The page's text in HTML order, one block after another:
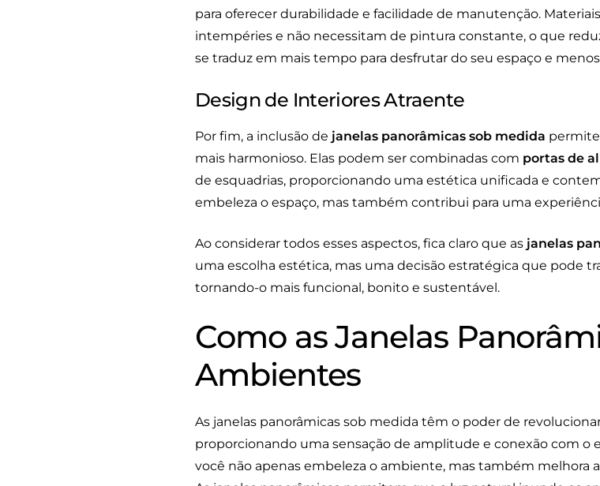
para oferecer durabilidade e facilidade de manutenção.
intempéries e não necessitam de pintura constante, o que
se traduz em mais tempo para desfrutar do seu espaço e
Design de Interiores Atraente
Por fim, a inclusão de janelas panorâmicas sob medida
mais harmonioso. Elas podem ser combinadas com portas de
de esquadrias, proporcionando uma estética unificada e
embeleza o espaço, mas também contribui para uma
Ao considerar todos esses aspectos, fica claro que as janelas
uma escolha estética, mas uma decisão estratégica que pode
tornando-o mais funcional, bonito e sustentável.
Como as Janelas
Ambientes
As janelas panorâmicas sob medida têm o poder de
proporcionando uma sensação de amplitude e conexão com o
você não apenas embeleza o ambiente, mas também melhora